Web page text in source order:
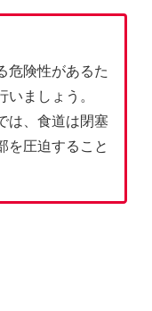
危険性があるた
ましょう。
は、食道は閉塞
を圧迫すること